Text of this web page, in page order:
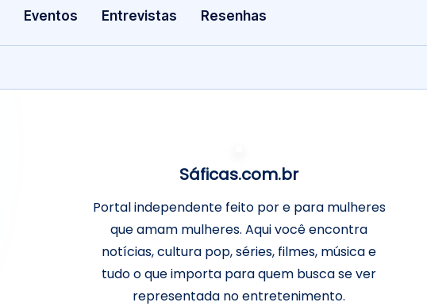
Eventos Entrevistas Resenhas
Sáficas.com.br
Portal independente feito por e para mulheres
que amam mulheres. Aqui você encontra
notícias, cultura pop, séries, filmes, música e
tudo o que importa para quem busca se ver
representada no entretenimento.